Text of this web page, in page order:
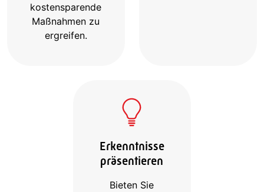
kostensparende
Maßnahmen zu
ergreifen.
Erkenntnisse
präsentieren
Bieten Sie